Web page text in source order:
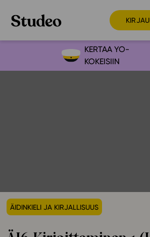
Preppaaja
Yläkoulu
Lukio
KERTAA YO-
KOKEISIIN
ÄIDINKIELI JA KIRJALLISUUS